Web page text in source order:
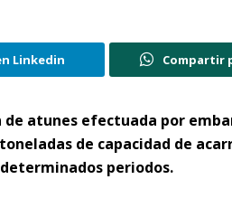
Linkedin Compartir
atunes efectuada por
de capacidad de
periodos.